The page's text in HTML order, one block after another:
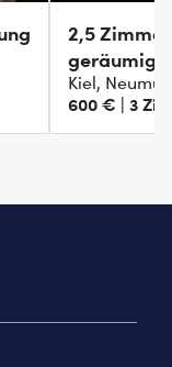
2,5
geräumig
Kiel,
600 € | 3 Zi. |